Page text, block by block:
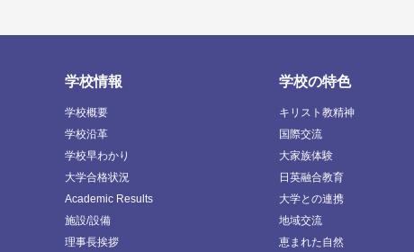
学校情報
学校概要
学校沿革
学校早わかり
大学合格状況
Academic Results
施設/設備
理事長挨拶
学校の特色
キリスト教精神
国際交流
大家族体験
日英融合教育
大学との連携
地域交流
恵まれた自然